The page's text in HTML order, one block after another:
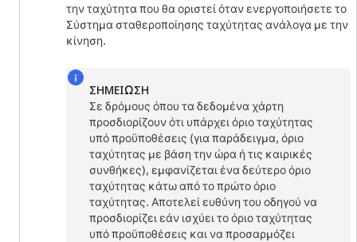
την ταχύτητα που θα οριστεί όταν ενεργοποιήσετε το
Σύστημα σταθεροποίησης ταχύτητας ανάλογα με την
κίνηση.
ΣΗΜΕΊΩΣΗ
Σε δρόμους όπου τα δεδομένα χάρτη
προσδιορίζουν ότι υπάρχει όριο ταχύτητας
υπό προϋποθέσεις (για παράδειγμα, όριο
ταχύτητας με βάση την ώρα ή τις καιρικές
συνθήκες), εμφανίζεται ένα δεύτερο όριο
ταχύτητας κάτω από το πρώτο όριο
ταχύτητας. Αποτελεί ευθύνη του οδηγού να
προσδιορίζει εάν ισχύει το όριο ταχύτητας
υπό προϋποθέσεις και να προσαρμόζει